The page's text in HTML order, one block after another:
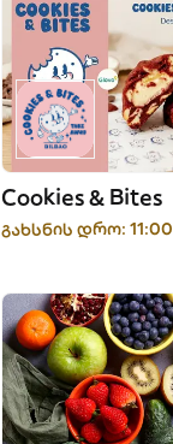
Cookies & Bites
გახსნის დრო: 11:00